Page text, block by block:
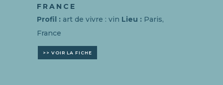
FRANCE
Profil : art de vivre : vin Lieu : Paris,
France
>> VOIR LA FICHE